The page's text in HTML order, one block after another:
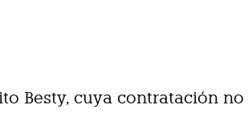
Besty, cuya contratación no